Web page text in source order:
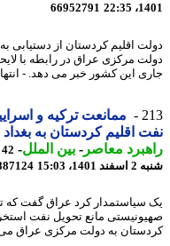
66952791
اقلیم کردستان از دستیابی به
مرکزی عراق در رابطه با لایحه
این کشور خبر می دهد. - انتهای
ممانعت ترکیه و اسراییل
اقلیم کردستان به بغداد
معاصر-بین الملل-
42
15:03
66887124
کرد عراق گفت که
مانع تحویل نفت استخراجی
به دولت مرکزی عراق می